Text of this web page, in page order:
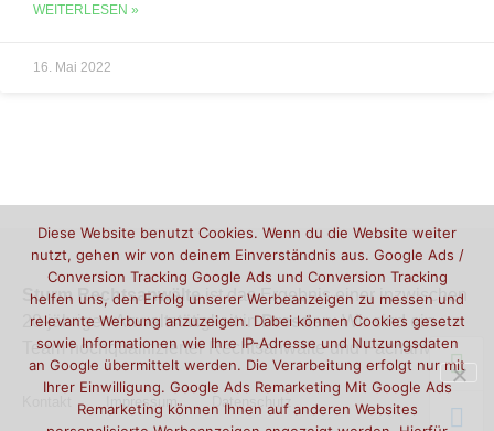
WEITERLESEN »
16. Mai 2022
Sturm Rechtsanwälteist das Ergebnis einer inzwischen
20-jährigen Anwaltstätigkeit inDresden. Wir sind ein
Team hochqualifizierter Rechtsanwälte und Fachanwälte.
Impressum Datenschutz
Diese Website benutzt Cookies. Wenn du die Website weiter
nutzt, gehen wir von deinem Einverständnis aus. Google Ads /
Conversion Tracking Google Ads und Conversion Tracking
helfen uns, den Erfolg unserer Werbeanzeigen zu messen und
relevante Werbung anzuzeigen. Dabei können Cookies gesetzt
sowie Informationen wie Ihre IP-Adresse und Nutzungsdaten
an Google übermittelt werden. Die Verarbeitung erfolgt nur mit
Ihrer Einwilligung. Google Ads Remarketing Mit Google Ads
Remarketing können Ihnen auf anderen Websites